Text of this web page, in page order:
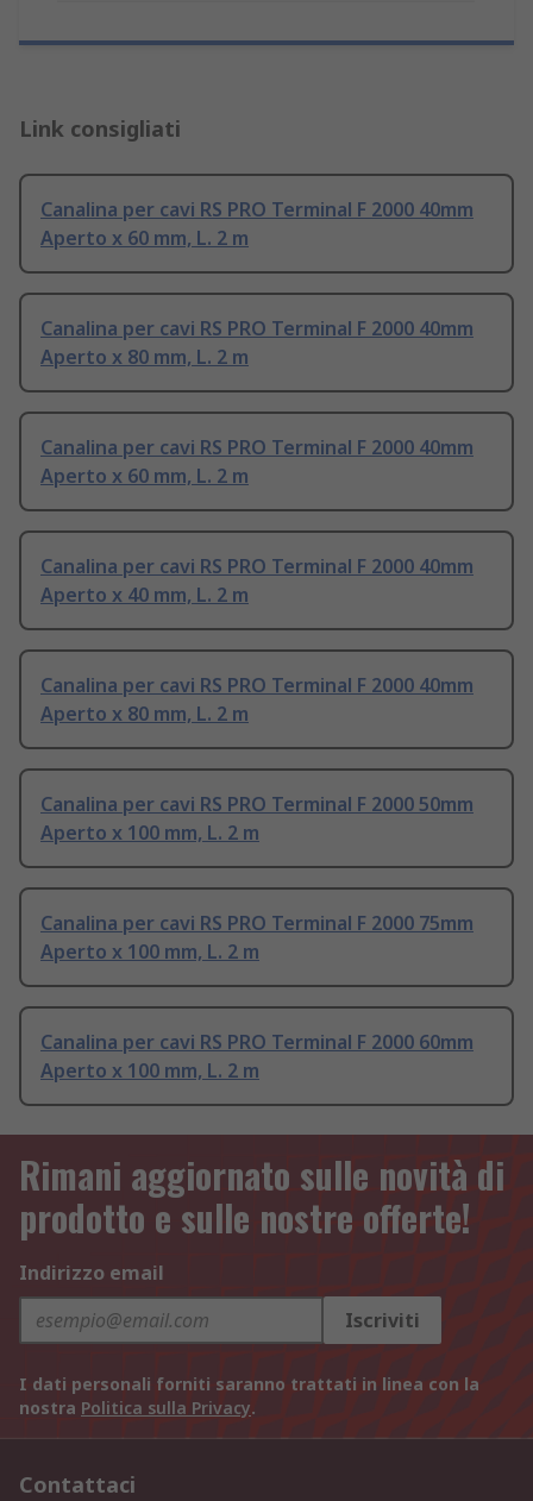
Link consigliati
Canalina per cavi RS PRO Terminal F 2000 40mm
Aperto x 60 mm, L. 2 m
Canalina per cavi RS PRO Terminal F 2000 40mm
Aperto x 80 mm, L. 2 m
Canalina per cavi RS PRO Terminal F 2000 40mm
Aperto x 60 mm, L. 2 m
Canalina per cavi RS PRO Terminal F 2000 40mm
Aperto x 40 mm, L. 2 m
Canalina per cavi RS PRO Terminal F 2000 40mm
Aperto x 80 mm, L. 2 m
Canalina per cavi RS PRO Terminal F 2000 50mm
Aperto x 100 mm, L. 2 m
Canalina per cavi RS PRO Terminal F 2000 75mm
Aperto x 100 mm, L. 2 m
Canalina per cavi RS PRO Terminal F 2000 60mm
Aperto x 100 mm, L. 2 m
Rimani aggiornato sulle novità di
prodotto e sulle nostre offerte!
Indirizzo email
Iscriviti
I dati personali forniti saranno trattati in linea con la
nostra Politica sulla Privacy.
Contattaci